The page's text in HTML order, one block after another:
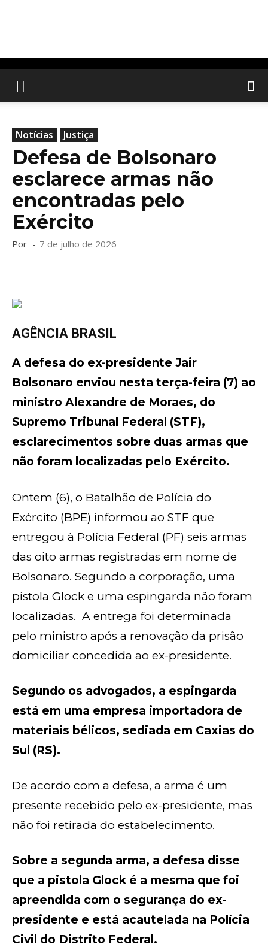
Notícias Justiça
Defesa de Bolsonaro
esclarece armas não
encontradas pelo
Exército
Por - 7 de julho de 2026
AGÊNCIA BRASIL
A defesa do ex-presidente Jair
Bolsonaro enviou nesta terça-feira (7) ao
ministro Alexandre de Moraes, do
Supremo Tribunal Federal (STF),
esclarecimentos sobre duas armas que
não foram localizadas pelo Exército.
Ontem (6), o Batalhão de Polícia do
Exército (BPE) informou ao STF que
entregou à Polícia Federal (PF) seis armas
das oito armas registradas em nome de
Bolsonaro. Segundo a corporação, uma
pistola Glock e uma espingarda não foram
localizadas. A entrega foi determinada
pelo ministro após a renovação da prisão
domiciliar concedida ao ex-presidente.
Segundo os advogados, a espingarda
está em uma empresa importadora de
materiais bélicos, sediada em Caxias do
Sul (RS).
De acordo com a defesa, a arma é um
presente recebido pelo ex-presidente, mas
não foi retirada do estabelecimento.
Sobre a segunda arma, a defesa disse
que a pistola Glock é a mesma que foi
apreendida com o segurança do ex-
presidente e está acautelada na Polícia
Civil do Distrito Federal.